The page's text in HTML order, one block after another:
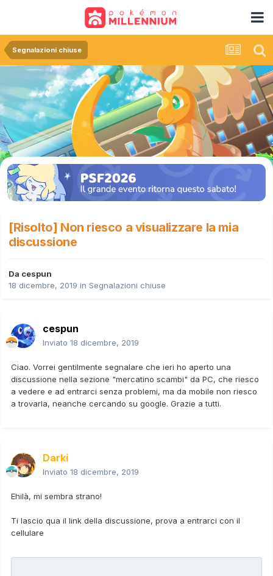
Segnalazioni chiuse
[Risolto] Non riesco a visualizzare la mia
discussione
Da cespun
18 dicembre, 2019 in Segnalazioni chiuse
cespun
Inviato 18 dicembre, 2019
Ciao. Vorrei gentilmente segnalare che ieri ho aperto una
discussione nella sezione "mercatino scambi" da PC, che riesco
a vedere e ad entrarci senza problemi, ma da mobile non riesco
a trovarla, neanche cercando su google. Grazie a tutti.
Darki
Inviato 18 dicembre, 2019
Ehilà, mi sembra strano!
Ti lascio qua il link della discussione, prova a entrarci con il
cellulare